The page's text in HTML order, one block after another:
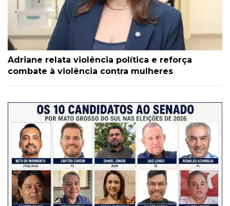
Adriane relata violência política e reforça
combate à violência contra mulheres